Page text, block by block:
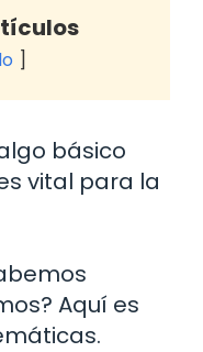
básico
vital para la
Aquí es